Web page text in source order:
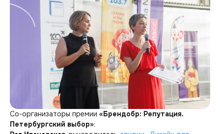
Со-организаторы премии «Брендобр: Репутация.
Петербургский выбор»: